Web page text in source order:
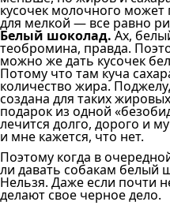
кусочек молочного
для мелкой — все равно
Белый шоколад.Ах,
теобромина, правда.
можно же дать кусочек
Потому что там куча
количество жира.
создана для таких
подарок из одной
лечится долго, дорого и
и мне кажется, что нет.
Поэтому когда в
ли давать собакам белый
Нельзя. Даже если почти
делают свое черное дело.